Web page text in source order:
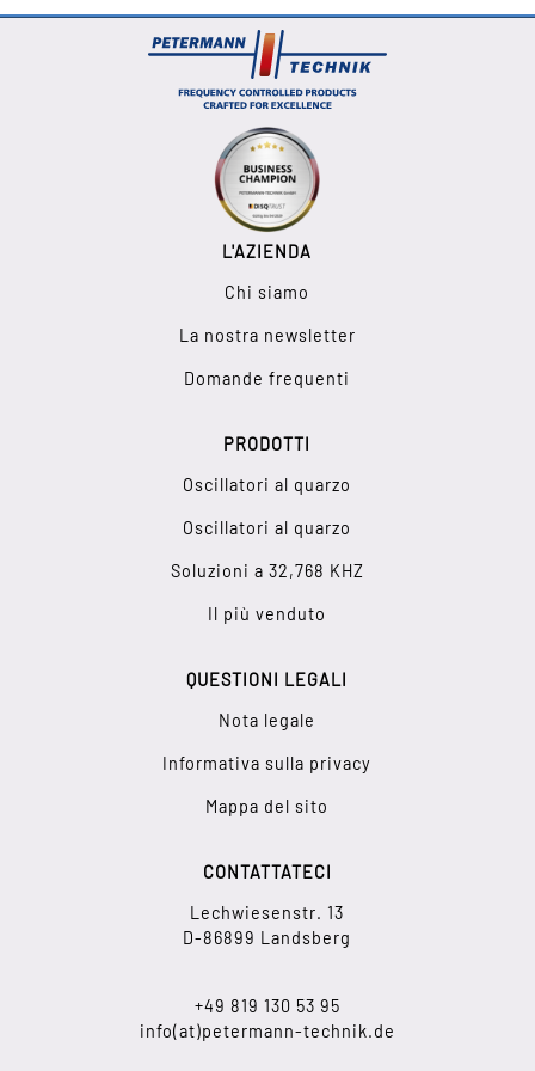
L'AZIENDA
Chi siamo
La nostra newsletter
Domande frequenti
PRODOTTI
Oscillatori al quarzo
Oscillatori al quarzo
Soluzioni a 32,768 KHZ
Il più venduto
QUESTIONI LEGALI
Nota legale
Informativa sulla privacy
Mappa del sito
CONTATTATECI
Lechwiesenstr. 13
D-86899 Landsberg
+49 819 130 53 95
info(at)petermann-technik.de